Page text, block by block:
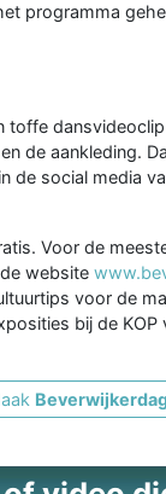
programma
toffe
de aankleding.
social media
Voor de
website
voor de
bij de KOP